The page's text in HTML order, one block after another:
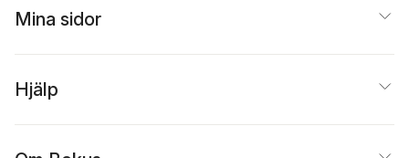
Mina sidor
Hjälp